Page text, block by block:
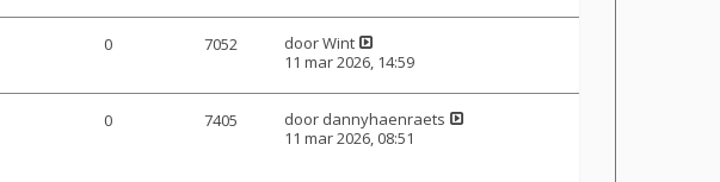
0 7052 doorWint
11 mar 2026, 14:59
0 7405 door dannyhaenraets
11 mar 2026, 08:51